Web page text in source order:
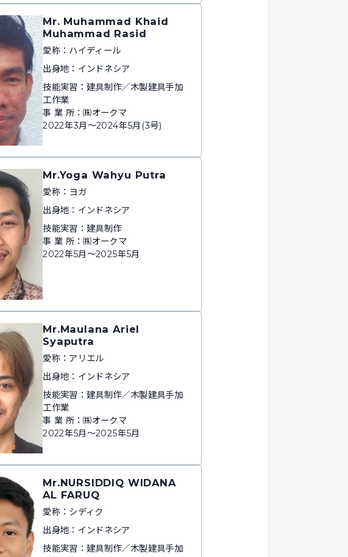
Mr. Muhammad Khaid
Muhammad Rasid
愛称：ハイディール
出身地：インドネシア
技能実習：建具制作／木製建具手加
工作業
事 業 所：㈱オークマ
2022年3月～2024年5月(3号)
Mr.Yoga Wahyu Putra
愛称：ヨガ
出身地：インドネシア
技能実習：建具制作
事 業 所：㈱オークマ
2022年5月～2025年5月
Mr.Maulana Ariel
Syaputra
愛称：アリエル
出身地：インドネシア
技能実習：建具制作／木製建具手加
工作業
事 業 所：㈱オークマ
2022年5月～2025年5月
Mr.NURSIDDIQ WIDANA
AL FARUQ
愛称：シディク
出身地：インドネシア
技能実習：建具制作／木製建具手加